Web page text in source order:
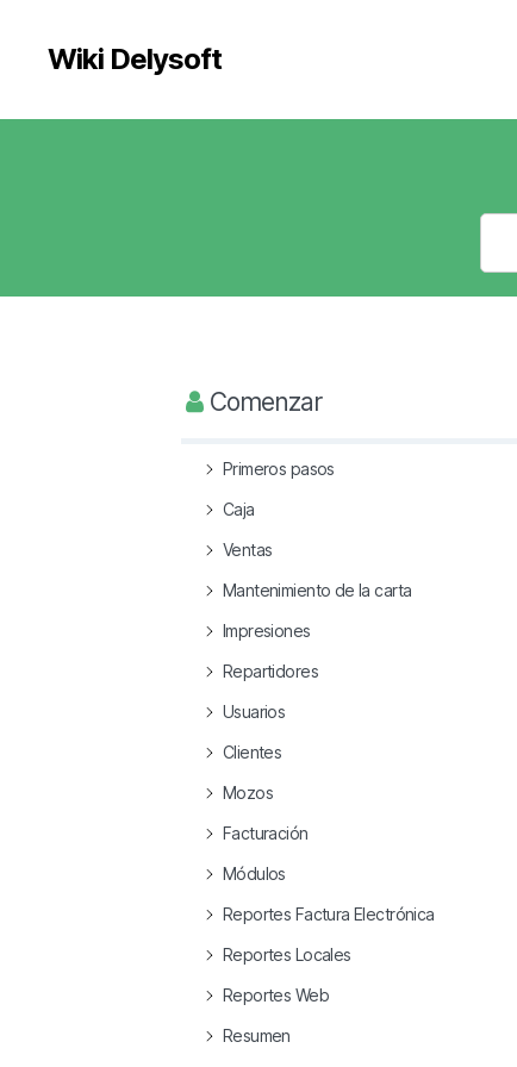
Wiki Delysoft
Comenzar
Primeros pasos
Caja
Ventas
Mantenimiento de la carta
Impresiones
Repartidores
Usuarios
Clientes
Mozos
Facturación
Módulos
Reportes Factura Electrónica
Reportes Locales
Reportes Web
Resumen